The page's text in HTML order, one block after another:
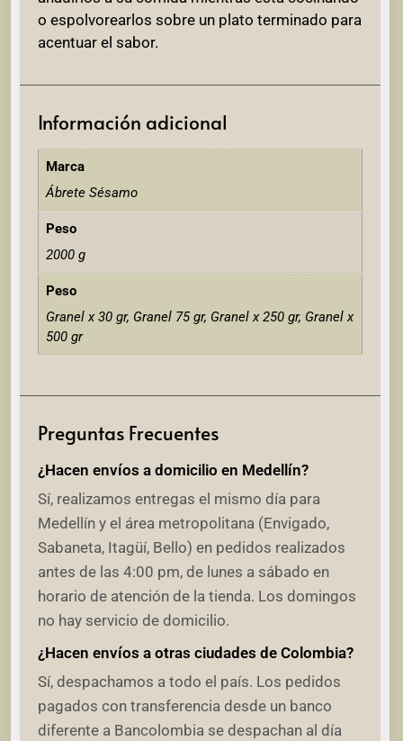
o espolvorearlos sobre un plato terminado para
acentuar el sabor.
Información adicional
Marca
Ábrete Sésamo
Peso
2000 g
Peso
Granel x 30 gr, Granel 75 gr, Granel x 250 gr, Granel x
500 gr
Preguntas Frecuentes
¿Hacen envíos a domicilio en Medellín?
Sí, realizamos entregas el mismo día para
Medellín y el área metropolitana (Envigado,
Sabaneta, Itagüí, Bello) en pedidos realizados
antes de las 4:00 pm, de lunes a sábado en
horario de atención de la tienda. Los domingos
no hay servicio de domicilio.
¿Hacen envíos a otras ciudades de Colombia?
Sí, despachamos a todo el país. Los pedidos
pagados con transferencia desde un banco
diferente a Bancolombia se despachan al día